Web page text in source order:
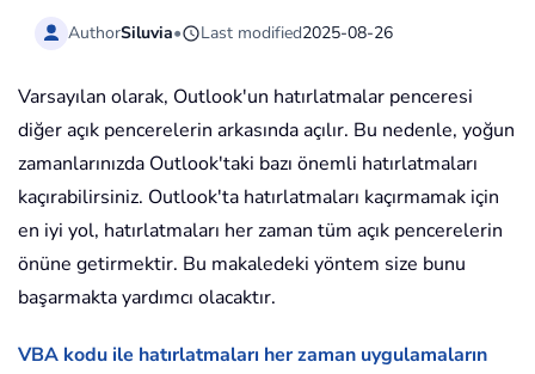
AuthorSiluvia• Last modified2025-08-26
Varsayılan olarak, Outlook'un hatırlatmalar penceresi
diğer açık pencerelerin arkasında açılır. Bu nedenle, yoğun
zamanlarınızda Outlook'taki bazı önemli hatırlatmaları
kaçırabilirsiniz. Outlook'ta hatırlatmaları kaçırmamak için
en iyi yol, hatırlatmaları her zaman tüm açık pencerelerin
önüne getirmektir. Bu makaledeki yöntem size bunu
başarmakta yardımcı olacaktır.
VBA kodu ile hatırlatmaları her zaman uygulamaların